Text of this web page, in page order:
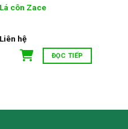
Lá côn Zace
Liên hệ
ĐỌC TIẾP